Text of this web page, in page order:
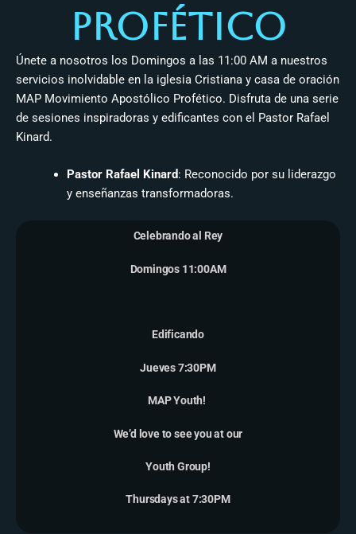
Profético
Únete a nosotros los Domingos a las 11:00 AM a nuestros
servicios inolvidable en la iglesia Cristiana y casa de oración
MAP Movimiento Apostólico Profético. Disfruta de una serie
de sesiones inspiradoras y edificantes con el Pastor Rafael
Kinard.
Pastor Rafael Kinard: Reconocido por su liderazgo
y enseñanzas transformadoras.
Celebrando al Rey
Domingos 11:00AM
Edificando
Jueves 7:30PM
MAP Youth!
We’d love to see you at our
Youth Group!
Thursdays at 7:30PM